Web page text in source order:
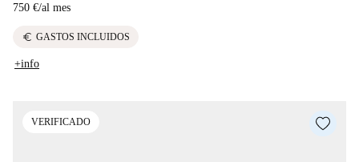
750 €/al mes
euro GASTOS INCLUIDOS
+info
VERIFICADO